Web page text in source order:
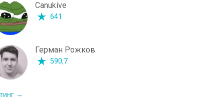
Canukive
641
Герман Рожков
590,7
→